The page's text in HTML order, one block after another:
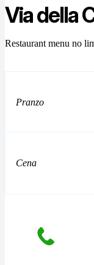
Via della
Restaurant menu no
Pranzo
Cena